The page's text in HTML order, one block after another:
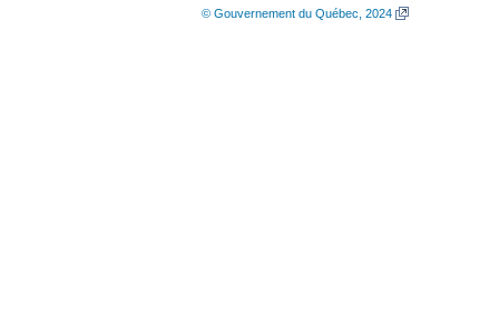
© Gouvernement du Québec, 2024